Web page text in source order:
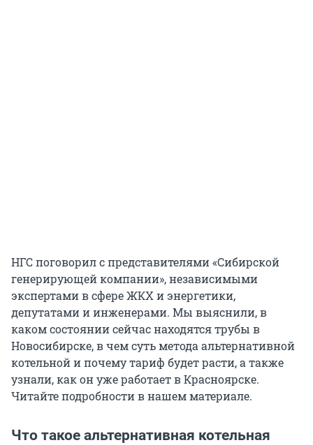
НГС поговорил с представителями «Сибирской
генерирующей компании», независимыми
экспертами в сфере ЖКХ и энергетики,
депутатами и инженерами. Мы выяснили, в
каком состоянии сейчас находятся трубы в
Новосибирске, в чем суть метода альтернативной
котельной и почему тариф будет расти, а также
узнали, как он уже работает в Красноярске.
Читайте подробности в нашем материале.
Что такое альтернативная котельная